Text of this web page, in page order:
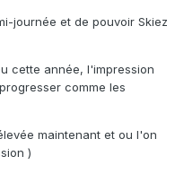
journée et de pouvoir Skiez
cette année, l'impression
comme les
maintenant et ou l'on
)